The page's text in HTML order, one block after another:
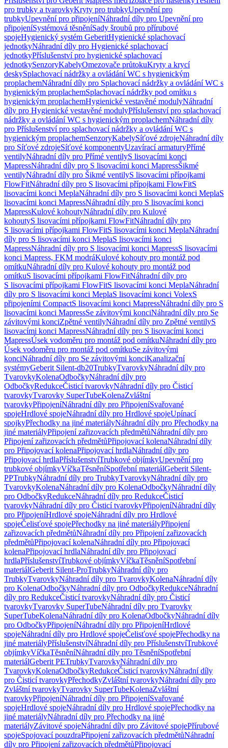
pro trubky a tvarovkyKryty pro trubkyUpevnění pro
trubkyUpevnění pro připojeníNáhradní díly pro Upevnění pro
připojeníSystémová těsněníSady šroubů pro přírubové
spojeHygienický systém GeberitHygienické splachovací
jednotkyNáhradní díly pro Hygienické splachovací
jednotkyPříslušenství pro hygienické splachovací
jednotkySenzoryKabelyOmezovače průtokuKryty a krycí
deskySplachovací nádržky a ovládání WC s hygienickým
proplachemNáhradní díly pro Splachovací nádržky a ovládání WC s
hygienickým proplachemSplachovací nádržky pod omítku s
hygienickým proplachemHygienické vestavěné modulyNáhradní
díly pro Hygienické vestavěné modulyPříslušenství pro splachovací
nádržky a ovládání WC s hygienickým proplachemNáhradní díly
pro Příslušenství pro splachovací nádržky a ovládání WC s
hygienickým proplachemSenzoryKabelySíťové zdrojeNáhradní díly
pro Síťové zdrojeSíťové komponentyUzavírací armaturyPřímé
ventilyNáhradní díly pro Přímé ventilyS lisovacími konci
MapressNáhradní díly pro S lisovacími konci MapressŠikmé
ventilyNáhradní díly pro Šikmé ventilyS lisovacími přípojkami
FlowFitNáhradní díly pro S lisovacími přípojkami FlowFitS
lisovacími konci MeplaNáhradní díly pro S lisovacími konci MeplaS
lisovacími konci MapressNáhradní díly pro S lisovacími konci
MapressKulové kohoutyNáhradní díly pro Kulové
kohoutyS lisovacími přípojkami FlowFitNáhradní díly pro
S lisovacími přípojkami FlowFitS lisovacími konci MeplaNáhradní
díly pro S lisovacími konci MeplaS lisovacími konci
MapressNáhradní díly pro S lisovacími konci MapressS lisovacími
konci Mapress, FKM modráKulové kohouty pro montáž pod
omítkuNáhradní díly pro Kulové kohouty pro montáž pod
omítkuS lisovacími přípojkami FlowFitNáhradní díly pro
S lisovacími přípojkami FlowFitS lisovacími konci MeplaNáhradní
díly pro S lisovacími konci MeplaS lisovacími konci VolexS
připojeními CompactS lisovacími konci MapressNáhradní díly pro S
lisovacími konci MapressSe závitovými konciNáhradní díly pro Se
závitovými konciZpětné ventilyNáhradní díly pro Zpětné ventilyS
lisovacími konci MapressNáhradní díly pro S lisovacími konci
MapressÚsek vodoměru pro montáž pod omítkuNáhradní díly pro
Úsek vodoměru pro montáž pod omítkuSe závitovými
konciNáhradní díly pro Se závitovými konciKanalizační
systémyGeberit Silent-db20TrubkyTvarovkyNáhradní díly pro
TvarovkyKolenaOdbočkyNáhradní díly pro
OdbočkyRedukceČisticí tvarovkyNáhradní díly pro Čisticí
tvarovkyTvarovky SuperTubeKolenaZvláštní
tvarovkyPřipojeníNáhradní díly pro PřipojeníSvařované
spojeHrdlové spojeNáhradní díly pro Hrdlové spojeUpínací
spojkyPřechodky na jiné materiályNáhradní díly pro Přechodky na
jiné materiályPřipojení zařizovacích předmětůNáhradní díly pro
Připojení zařizovacích předmětůPřipojovací kolenaNáhradní díly
pro Připojovací kolenaPřipojovací hrdlaNáhradní díly pro
Připojovací hrdlaPříslušenstvíTrubkové objímkyUpevnění pro
trubkové objímkyVíčkaTěsněníSpotřební materiálGeberit Silent-
PPTrubkyNáhradní díly pro TrubkyTvarovkyNáhradní díly pro
TvarovkyKolenaNáhradní díly pro KolenaOdbočkyNáhradní díly
pro OdbočkyRedukceNáhradní díly pro RedukceČisticí
tvarovkyNáhradní díly pro Čisticí tvarovkyPřipojeníNáhradní díly
pro PřipojeníHrdlové spojeNáhradní díly pro Hrdlové
spojeČelisťové spojePřechodky na jiné materiályPřipojení
zařizovacích předmětůNáhradní díly pro Připojení zařizovacích
předmětůPřipojovací kolenaNáhradní díly pro Připojovací
kolenaPřipojovací hrdlaNáhradní díly pro Připojovací
hrdlaPříslušenstvíTrubkové objímkyVíčkaTěsněníSpotřební
materiálGeberit Silent-ProTrubkyNáhradní díly pro
TrubkyTvarovkyNáhradní díly pro TvarovkyKolenaNáhradní díly
pro KolenaOdbočkyNáhradní díly pro OdbočkyRedukceNáhradní
díly pro RedukceČisticí tvarovkyNáhradní díly pro Čisticí
tvarovkyTvarovky SuperTubeNáhradní díly pro Tvarovky
SuperTubeKolenaNáhradní díly pro KolenaOdbočkyNáhradní díly
pro OdbočkyPřipojeníNáhradní díly pro PřipojeníHrdlové
spojeNáhradní díly pro Hrdlové spojeČelisťové spojePřechodky na
jiné materiályPříslušenstvíNáhradní díly pro PříslušenstvíTrubkové
objímkyVíčkaTěsněníNáhradní díly pro TěsněníSpotřební
materiálGeberit PETrubkyTvarovkyNáhradní díly pro
TvarovkyKolenaOdbočkyRedukceČisticí tvarovkyNáhradní díly
pro Čisticí tvarovkyPřechodkyZvláštní tvarovkyNáhradní díly pro
Zvláštní tvarovkyTvarovky SuperTubeKolenaZvláštní
tvarovkyPřipojeníNáhradní díly pro PřipojeníSvařované
spojeHrdlové spojeNáhradní díly pro Hrdlové spojePřechodky na
jiné materiályNáhradní díly pro Přechodky na jiné
materiályZávitové spojeNáhradní díly pro Závitové spojePřírubové
spojeSpojovací pouzdraPřipojení zařizovacích předmětůNáhradní
díly pro Připojení zařizovacích předmětůPřipojovací